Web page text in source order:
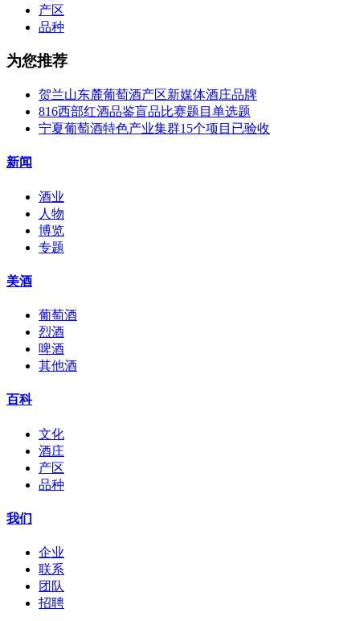
产区
品种
为您推荐
贺兰山东麓葡萄酒产区新媒体酒庄品牌
816西部红酒品鉴盲品比赛题目单选题
宁夏葡萄酒特色产业集群15个项目已验收
新闻
酒业
人物
博览
专题
美酒
葡萄酒
烈酒
啤酒
其他酒
百科
文化
酒庄
产区
品种
我们
企业
联系
团队
招聘